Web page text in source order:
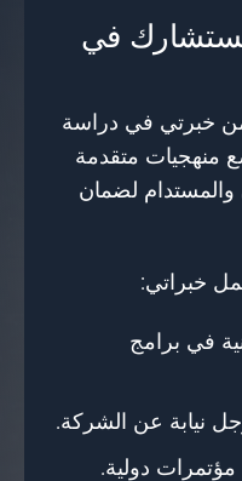
في
خبرتي في دراسة
منهجيات متقدمة
لضمان
خبراتي:
في برامج
نيابة عن الشركة.
دولية.